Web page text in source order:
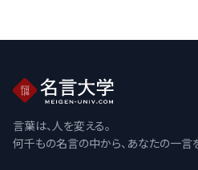
言葉は、人を変える。
何千もの名言の中から、あなたの一言